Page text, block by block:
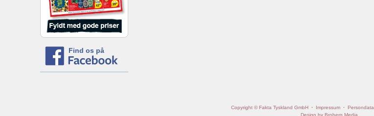
Find os på
Copyright © Fakta Tyskland GmbH· Impressum· Persondata
Design by Broberg Media